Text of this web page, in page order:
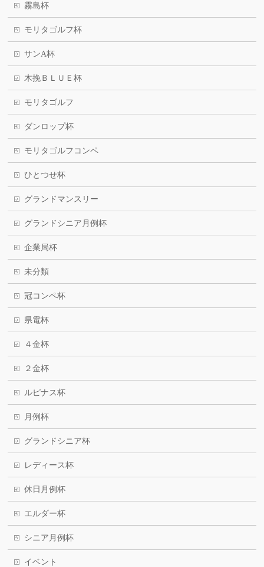
霧島杯
モリタゴルフ杯
サンA杯
木挽ＢＬＵＥ杯
モリタゴルフ
ダンロップ杯
モリタゴルフコンペ
ひとつせ杯
グランドマンスリー
グランドシニア月例杯
企業局杯
未分類
冠コンペ杯
県電杯
４金杯
２金杯
ルピナス杯
月例杯
グランドシニア杯
レディース杯
休日月例杯
エルダー杯
シニア月例杯
イベント